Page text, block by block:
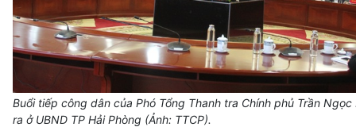
Buổi tiếp công dân của Phó Tổng Thanh tra Chính phủ Trần Ngọc
ra ở UBND TP Hải Phòng (Ảnh: TTCP).